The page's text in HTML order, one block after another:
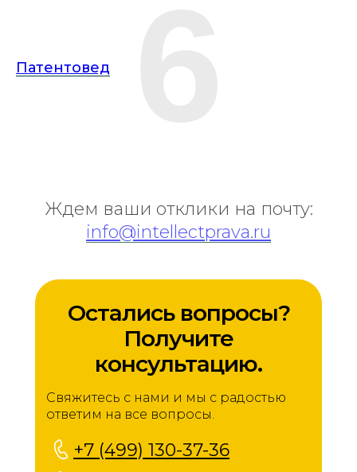
Патентовед
Ждем ваши отклики на почту:
info@intellectprava.ru
Свяжитесь с нами и мы с радостью
ответим на все вопросы.
+7 (499) 130-37-36
Остались вопросы?
Получите
консультацию.